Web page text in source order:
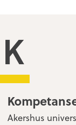
Kompetansebroen
Akershus